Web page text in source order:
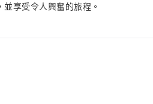
享受令人興奮的旅程。